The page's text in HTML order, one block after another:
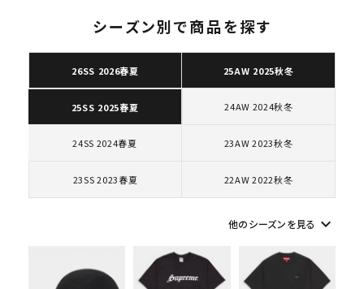
キーワードから探す
キャップ・ハット
パーカー・クルーネック
コラボレーションブランドから探す
ト
シーズン別で商品を探す
26SS 2026春夏 25AW 2025秋冬
25SS 2025春夏 24AW 2024秋冬
24SS 2024春夏 23AW 2023秋冬
23SS 2023春夏 22AW 2022秋冬
他のシーズンを見る keyboard_arrow_down